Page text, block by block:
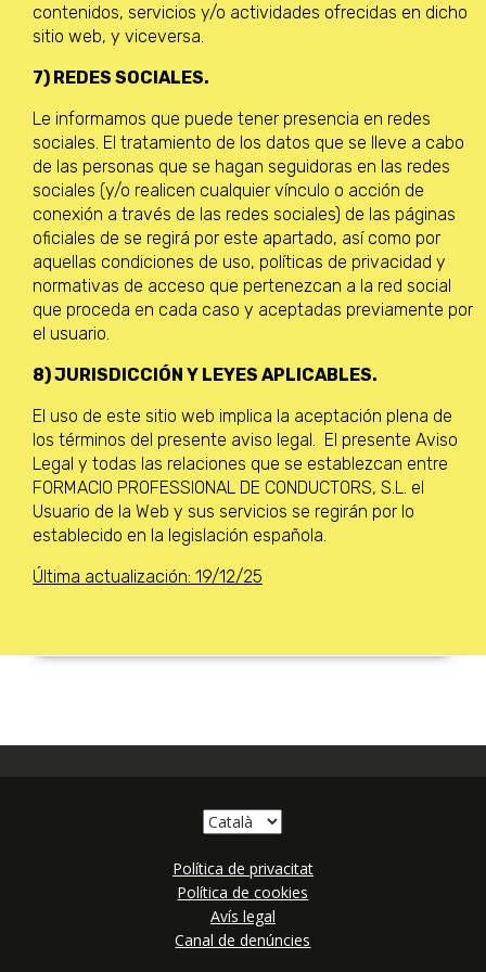
contenidos, servicios y/o actividades ofrecidas en dicho
sitio web, y viceversa.
7) REDES SOCIALES.
Le informamos que puede tener presencia en redes
sociales. El tratamiento de los datos que se lleve a cabo
de las personas que se hagan seguidoras en las redes
sociales (y/o realicen cualquier vínculo o acción de
conexión a través de las redes sociales) de las páginas
oficiales de se regirá por este apartado, así como por
aquellas condiciones de uso, políticas de privacidad y
normativas de acceso que pertenezcan a la red social
que proceda en cada caso y aceptadas previamente por
el usuario.
8) JURISDICCIÓN Y LEYES APLICABLES.
El uso de este sitio web implica la aceptación plena de
los términos del presente aviso legal. El presente Aviso
Legal y todas las relaciones que se establezcan entre
FORMACIO PROFESSIONAL DE CONDUCTORS, S.L. el
Usuario de la Web y sus servicios se regirán por lo
establecido en la legislación española.
Última actualización: 19/12/25
Política de privacitat
Política de cookies
Avís legal
Canal de denúncies